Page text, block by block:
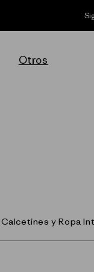
Otros
Calcetines y Ropa